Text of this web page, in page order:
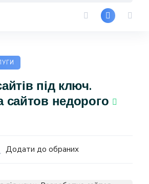
під ключ.
сайтов недорого
Додати до обраних